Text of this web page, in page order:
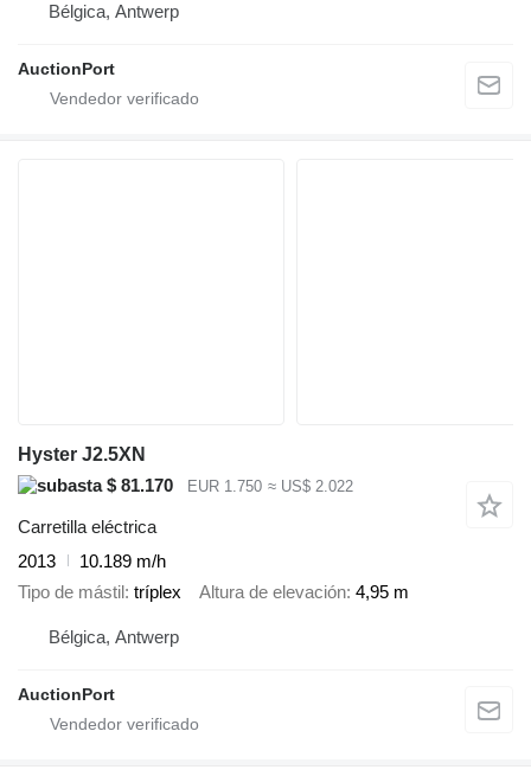
Bélgica, Antwerp
AuctionPort
Hyster J2.5XN
$ 81.170
EUR 1.750 ≈ US$ 2.022
Carretilla eléctrica
2013
10.189 m/h
Tipo de mástil tríplex Altura de elevación 4,95 m
Bélgica, Antwerp
AuctionPort